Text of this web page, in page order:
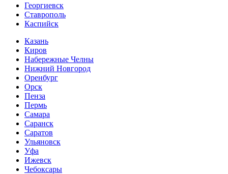
Георгиевск
Ставрополь
Каспийск
Казань
Киров
Набережные Челны
Нижний Новгород
Оренбург
Орск
Пенза
Пермь
Самара
Саранск
Саратов
Ульяновск
Уфа
Ижевск
Чебоксары